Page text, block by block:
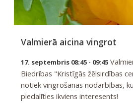
Valmierā aicina vingrot
17. septembris 08:45 - 09:45
Biedrības "Kristīgās žēlsirdības
notiek vingrošanas nodarbības,
piedalīties ikviens interesents!